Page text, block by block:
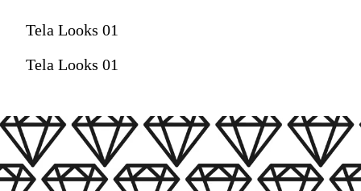
Tela Looks 01
Tela Looks 01